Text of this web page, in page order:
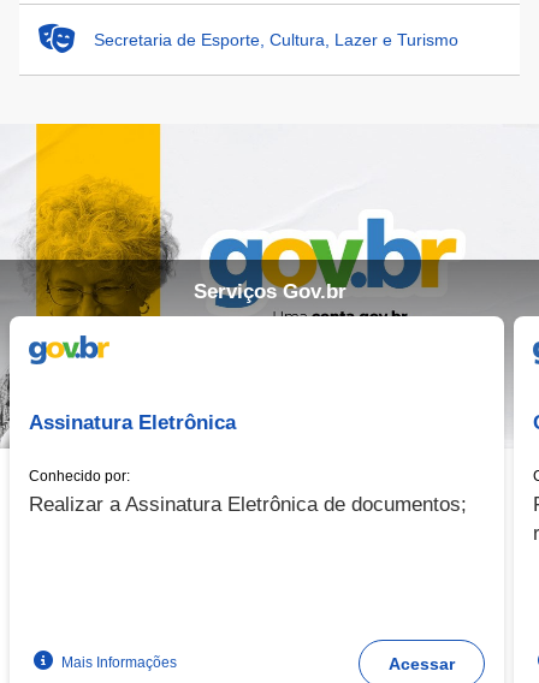
Secretaria de Esporte, Cultura, Lazer e Turismo
Serviços Gov.br
Serviço Externo
Assinatura Eletrônica
Conhecido por:
Realizar a Assinatura Eletrônica de documentos;
Mais Informações Acessar